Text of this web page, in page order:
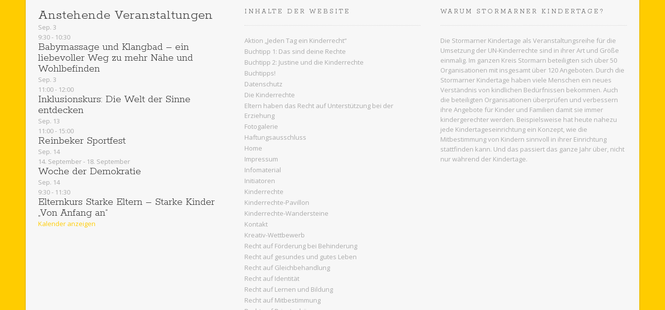
Anstehende Veranstaltungen
Sep. 3
9:30- 10:30
Babymassage und Klangbad – ein
liebevoller Weg zu mehr Nähe und
Wohlbefinden
Sep. 3
11:00- 12:00
Inklusionskurs: Die Welt der Sinne
entdecken
Sep. 13
11:00- 15:00
Reinbeker Sportfest
Sep. 14
14. September- 18. September
Woche der Demokratie
Sep. 14
9:30- 11:30
Elternkurs Starke Eltern – Starke Kinder
„Von Anfang an“
Kalender anzeigen
INHALTE DER WEBSITE
Aktion „Jeden Tag ein Kinderrecht“
Buchtipp 1: Das sind deine Rechte
Buchtipp 2: Justine und die Kinderrechte
Buchtipps!
Datenschutz
Die Kinderrechte
Eltern haben das Recht auf Unterstützung bei der
Erziehung
Fotogalerie
Haftungsausschluss
Home
Impressum
Infomaterial
Initiatoren
Kinderrechte
Kinderrechte-Pavillon
Kinderrechte-Wandersteine
Kontakt
Kreativ-Wettbewerb
Recht auf Förderung bei Behinderung
Recht auf gesundes und gutes Leben
Recht auf Gleichbehandlung
Recht auf Identität
Recht auf Lernen und Bildung
Recht auf Mitbestimmung
WARUM STORMARNER KINDERTAGE?
Die Stormarner Kindertage als Veranstaltungsreihe für die
Umsetzung der UN-Kinderrechte sind in ihrer Art und Größe
einmalig. Im ganzen Kreis Stormarn beteiligten sich über 50
Organisationen mit insgesamt über 120 Angeboten. Durch die
Stormarner Kindertage haben viele Menschen ein neues
Verständnis von kindlichen Bedürfnissen bekommen. Auch
die beteiligten Organisationen überprüfen und verbessern
ihre Angebote für Kinder und Familien damit sie immer
kindergerechter werden. Beispielsweise hat heute nahezu
jede Kindertageseinrichtung ein Konzept, wie die
Mitbestimmung von Kindern sinnvoll in ihrer Einrichtung
stattfinden kann. Und das passiert das ganze Jahr über, nicht
nur während der Kindertage.